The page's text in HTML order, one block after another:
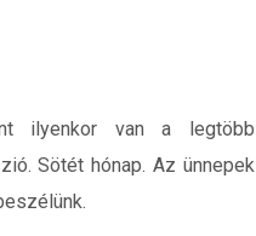
ilyenkor van a legtöbb
Sötét hónap. Az ünnepek